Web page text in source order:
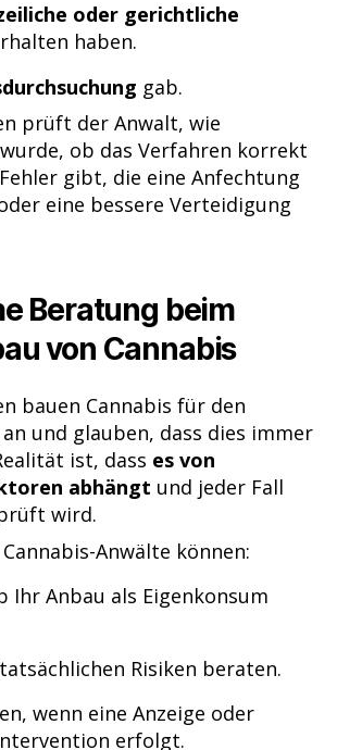
oder gerichtliche
haben.
gab.
prüft der Anwalt, wie
ob das Verfahren korrekt
gibt, die eine Anfechtung
eine bessere Verteidigung
Beratung beim
von Cannabis
bauen Cannabis für den
und glauben, dass dies immer
ist, dass es von
abhängt und jeder Fall
wird.
Anwälte können:
Ihr Anbau als Eigenkonsum
Risiken beraten.
wenn eine Anzeige oder
erfolgt.